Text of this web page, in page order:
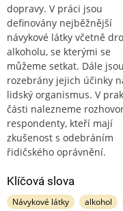
dopravy. V práci jsou
definovány nejběžnější
návykové látky včetně
alkoholu, se kterými se
můžeme setkat. Dále jsou
rozebrány jejich účinky
lidský organismus. V
části nalezneme
respondenty, kteří mají
zkušenost s odebráním
řidičského oprávnění.
Klíčová slova
Návykové látky alkohol